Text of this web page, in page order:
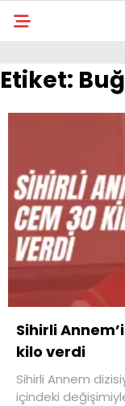
Etiket:
Sihirli
kilo verdi
Sihirli Annem
içindeki